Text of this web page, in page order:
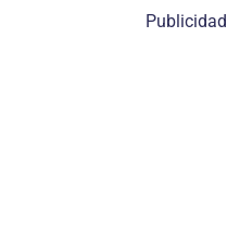
Publicidad